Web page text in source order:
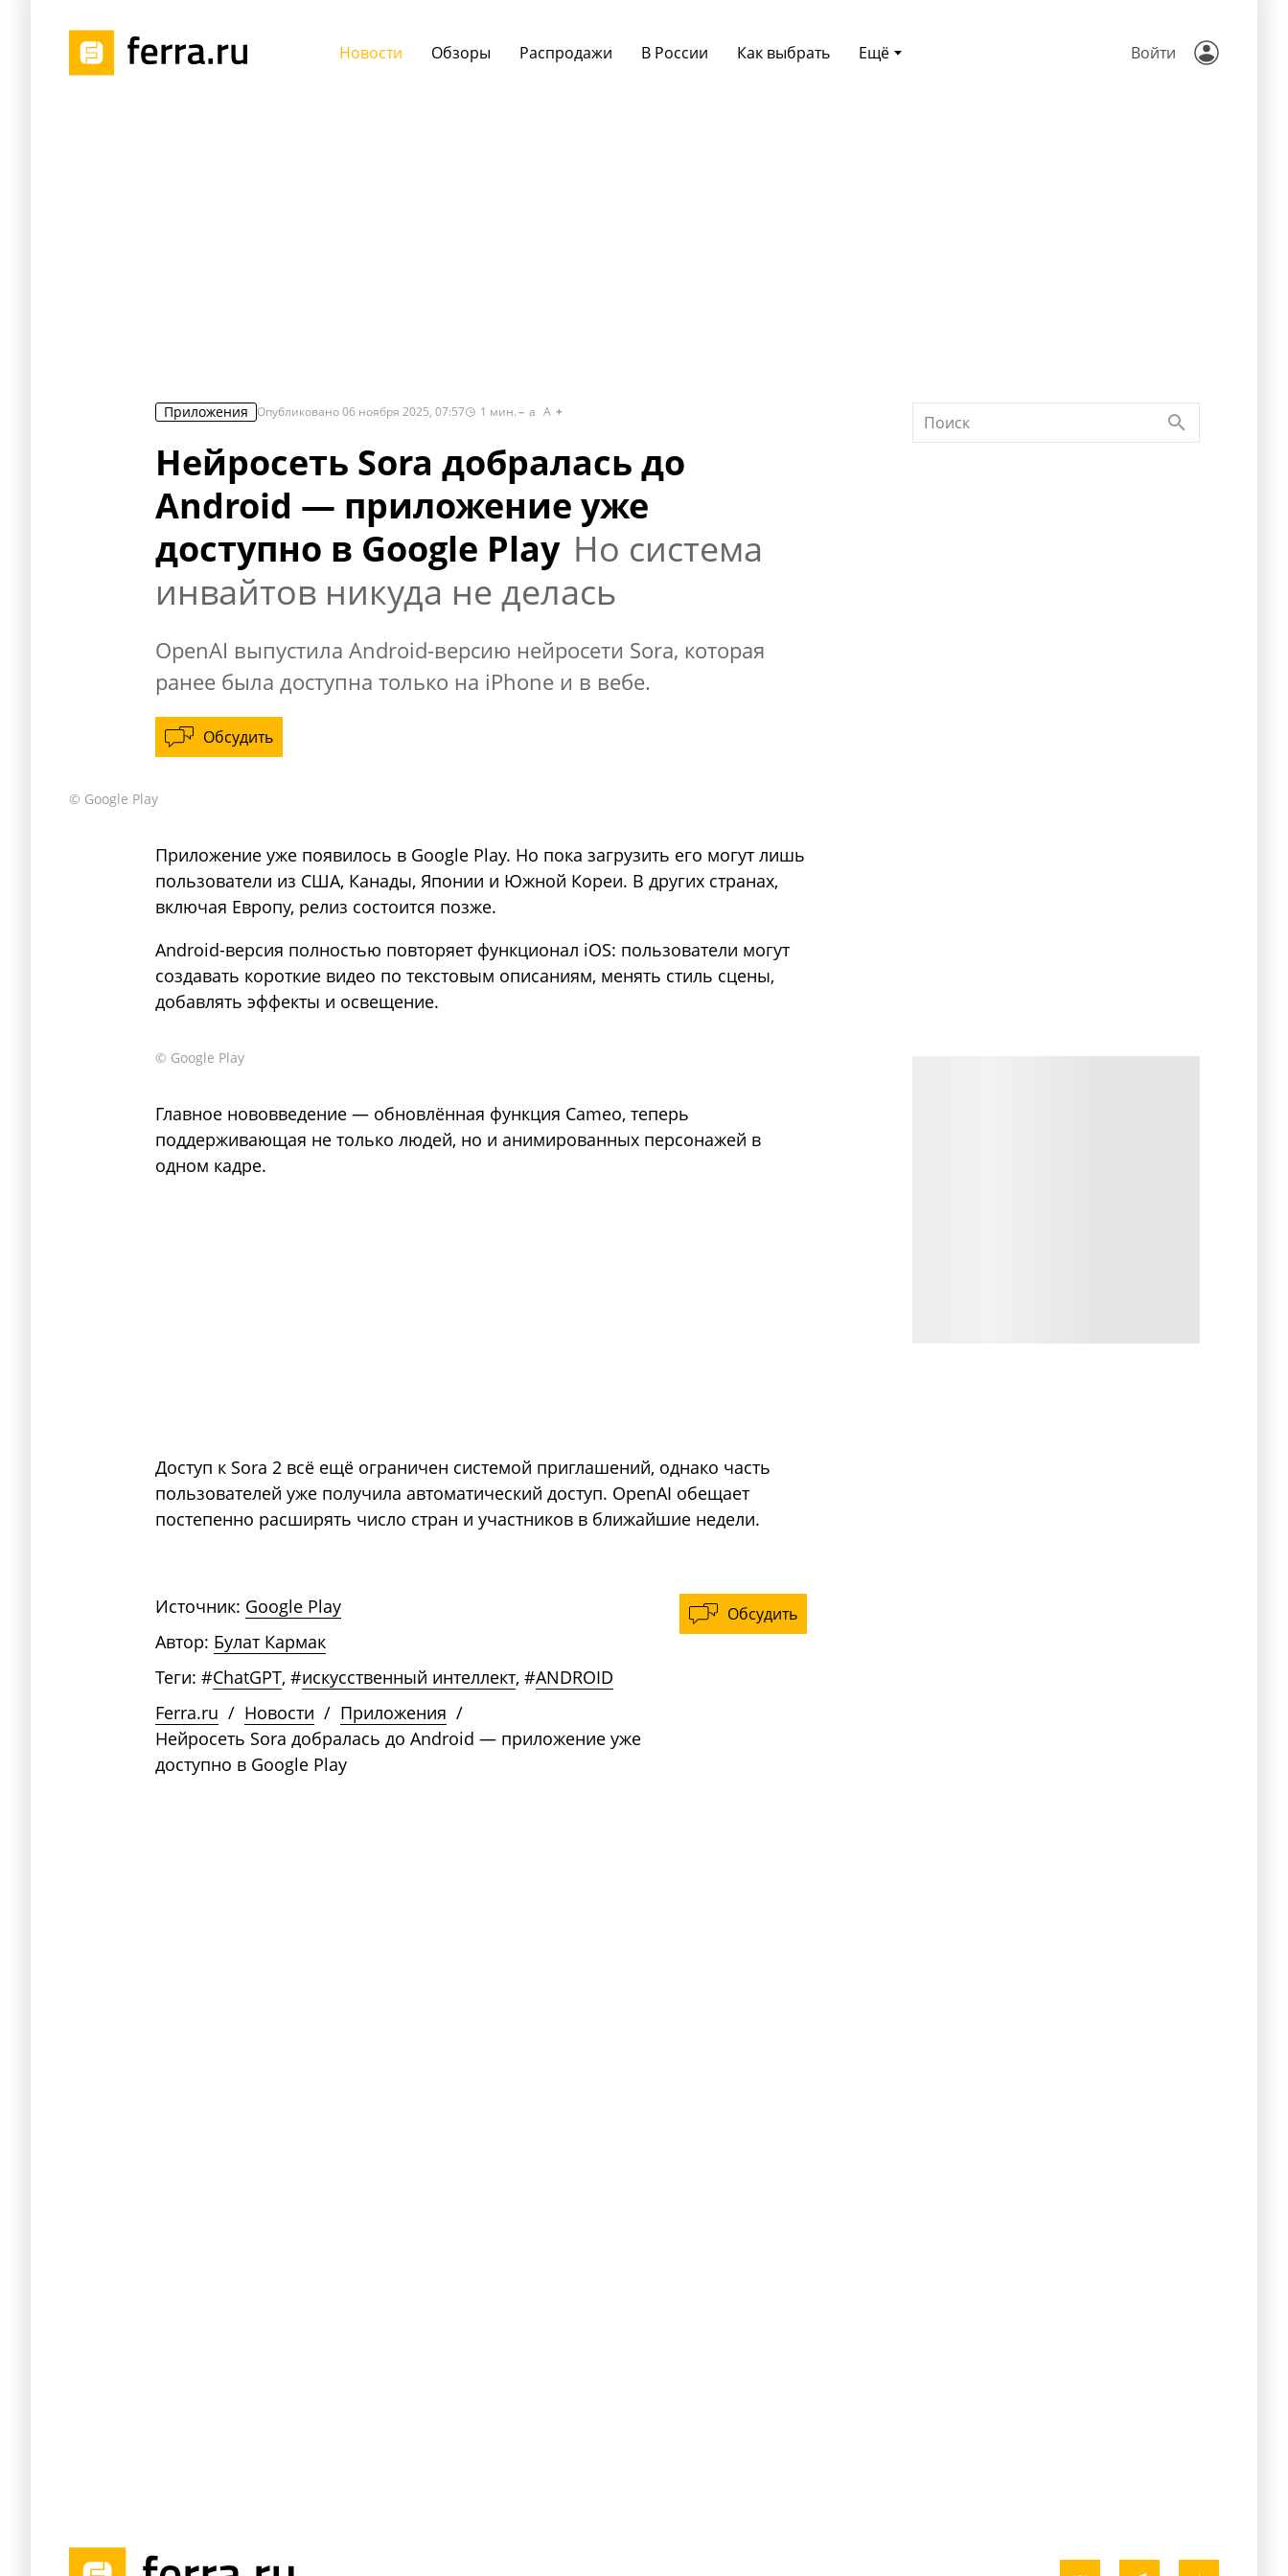
Ещё
Новости Обзоры Распродажи В России Как выбрать Войти
Приложения Опубликовано06 ноября 2025, 07:57 1 мин. a A
Нейросеть Sora добралась до
Android — приложение уже
доступно в Google Play Но система
инвайтов никуда не делась
OpenAI выпустила Android-версию нейросети Sora, которая
ранее была доступна только на iPhone и в вебе.
Обсудить
© Google Play
Приложение уже появилось в Google Play. Но пока загрузить его могут лишь
пользователи из США, Канады, Японии и Южной Кореи. В других странах,
включая Европу, релиз состоится позже.
Android-версия полностью повторяет функционал iOS: пользователи могут
создавать короткие видео по текстовым описаниям, менять стиль сцены,
добавлять эффекты и освещение.
© Google Play
Главное нововведение — обновлённая функция Cameo, теперь
поддерживающая не только людей, но и анимированных персонажей в
одном кадре.
Доступ к Sora 2 всё ещё ограничен системой приглашений, однако часть
пользователей уже получила автоматический доступ. OpenAI обещает
постепенно расширять число стран и участников в ближайшие недели.
Обсудить
Источник: Google Play
Автор: Булат Кармак
Теги: #ChatGPT, #искусственный интеллект, #ANDROID
Ferra.ru / Новости / Приложения /
Нейросеть Sora добралась до Android — приложение уже
доступно в Google Play